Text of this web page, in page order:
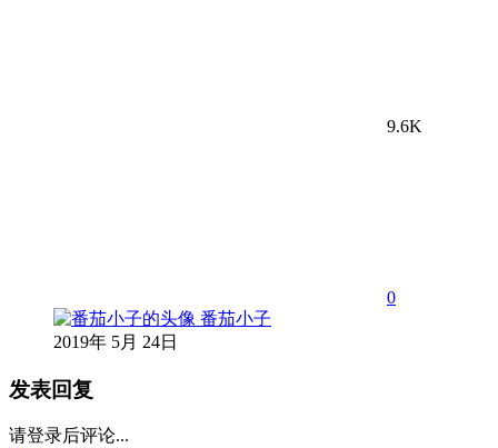
9.6K
0
番茄小子
2019年 5月 24日
发表回复
请登录后评论...